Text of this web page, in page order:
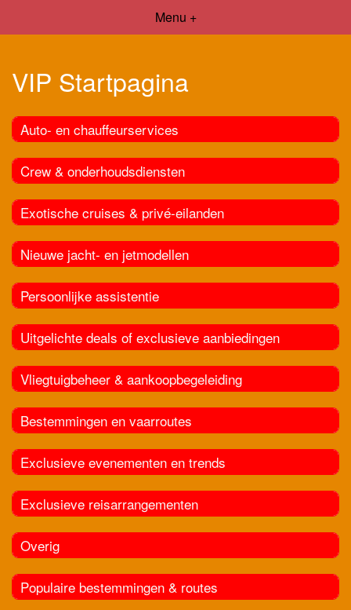
Menu +
VIP Startpagina
Auto- en chauffeurservices
Crew & onderhoudsdiensten
Exotische cruises & privé-eilanden
Nieuwe jacht- en jetmodellen
Persoonlijke assistentie
Uitgelichte deals of exclusieve aanbiedingen
Vliegtuigbeheer & aankoopbegeleiding
Bestemmingen en vaarroutes
Exclusieve evenementen en trends
Exclusieve reisarrangementen
Overig
Populaire bestemmingen & routes